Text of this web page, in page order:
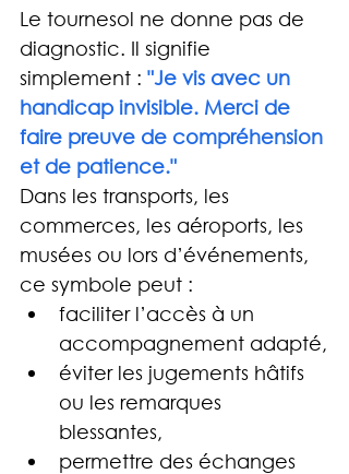
Le tournesol ne donne pas de
diagnostic. Il signifie
simplement : "Je vis avec un
handicap invisible. Merci de
faire preuve de compréhension
et de patience."
Dans les transports, les
commerces, les aéroports, les
musées ou lors d’événements,
ce symbole peut :
faciliter l’accès à un
accompagnement adapté,
éviter les jugements hâtifs
ou les remarques
blessantes,
permettre des échanges